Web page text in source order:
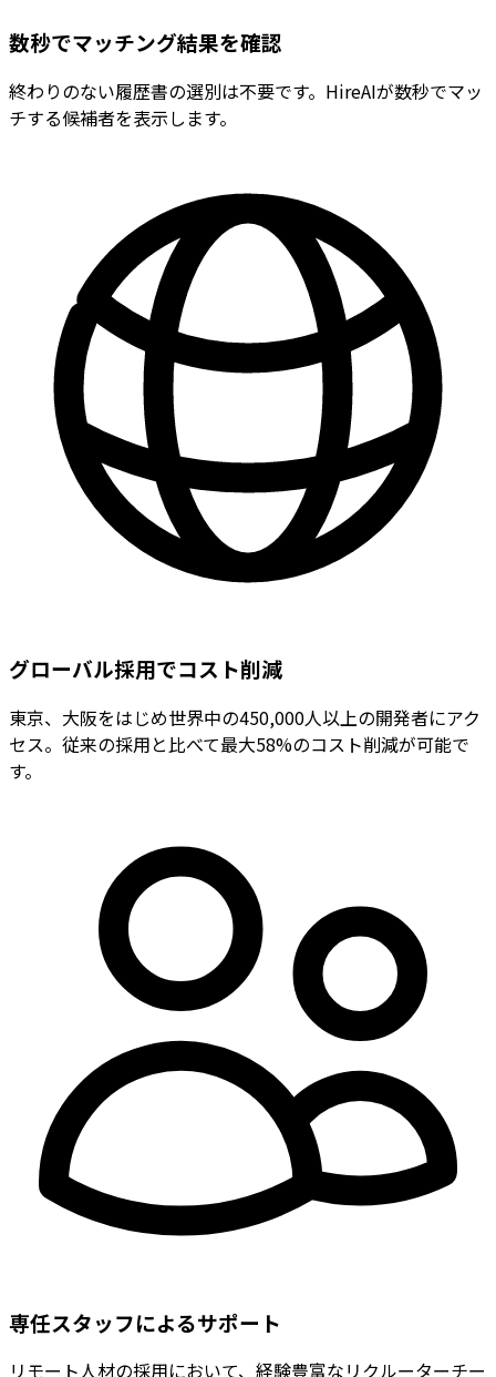
数秒でマッチング結果を確認
終わりのない履歴書の選別は不要です。HireAIが数秒でマッ
チする候補者を表示します。
グローバル採用でコスト削減
東京、大阪をはじめ世界中の450,000人以上の開発者にアク
セス。従来の採用と比べて最大58%のコスト削減が可能で
す。
専任スタッフによるサポート
リモート人材の採用において、経験豊富なリクルーターチー